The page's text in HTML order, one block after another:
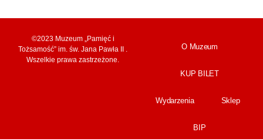
©2023 Muzeum „Pamięć i
Tożsamość” im. św. Jana Pawła II .
Wszelkie prawa zastrzeżone.
O Muzeum
KUP BILET
Wydarzenia Sklep
BIP